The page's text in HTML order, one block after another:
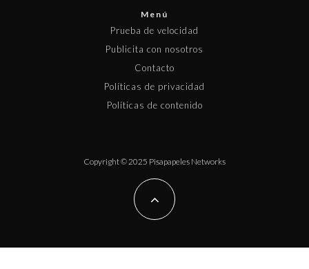
Menú
Prueba de velocidad
Publicita con nosotros
Contacto
Políticas de privacidad
Políticas de contenido
Copyright © 2025 Pisapapeles Networks